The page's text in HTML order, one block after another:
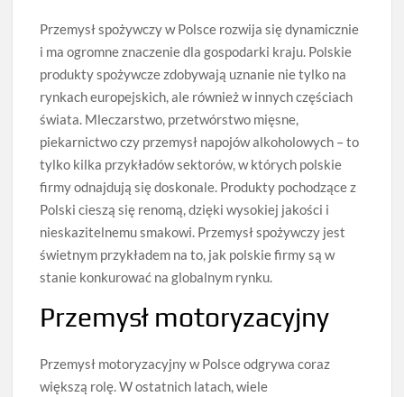
Przemysł spożywczy w Polsce rozwija się dynamicznie
i ma ogromne znaczenie dla gospodarki kraju. Polskie
produkty spożywcze zdobywają uznanie nie tylko na
rynkach europejskich, ale również w innych częściach
świata. Mleczarstwo, przetwórstwo mięsne,
piekarnictwo czy przemysł napojów alkoholowych – to
tylko kilka przykładów sektorów, w których polskie
firmy odnajdują się doskonale. Produkty pochodzące z
Polski cieszą się renomą, dzięki wysokiej jakości i
nieskazitelnemu smakowi. Przemysł spożywczy jest
świetnym przykładem na to, jak polskie firmy są w
stanie konkurować na globalnym rynku.
Przemysł motoryzacyjny
Przemysł motoryzacyjny w Polsce odgrywa coraz
większą rolę. W ostatnich latach, wiele